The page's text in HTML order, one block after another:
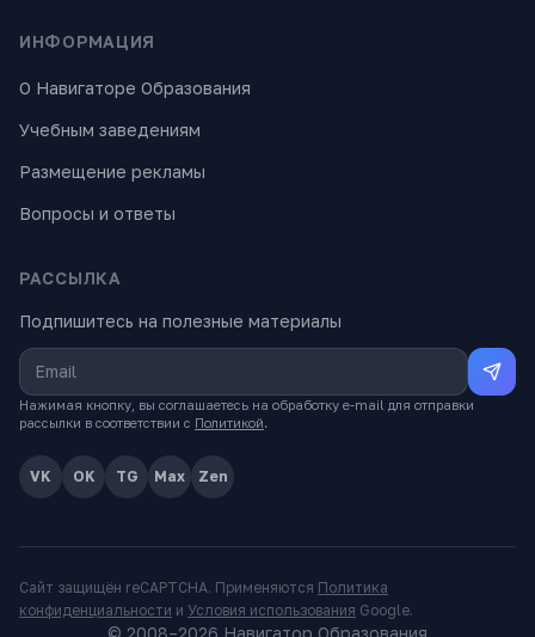
ИНФОРМАЦИЯ
О Навигаторе Образования
Учебным заведениям
Размещение рекламы
Вопросы и ответы
РАССЫЛКА
Подпишитесь на полезные материалы
Нажимая кнопку, вы соглашаетесь на обработку e-mail для отправки
рассылки в соответствии с Политикой.
VK OK TG Max Zen
Сайт защищён reCAPTCHA. Применяются Политика
конфиденциальности и Условия использования Google.
© 2008–2026 Навигатор Образования